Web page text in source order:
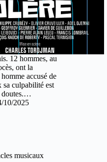
12 hommes, au
ont la
accusé de
sa culpabilité est
doutes.…
10/2025
musicaux